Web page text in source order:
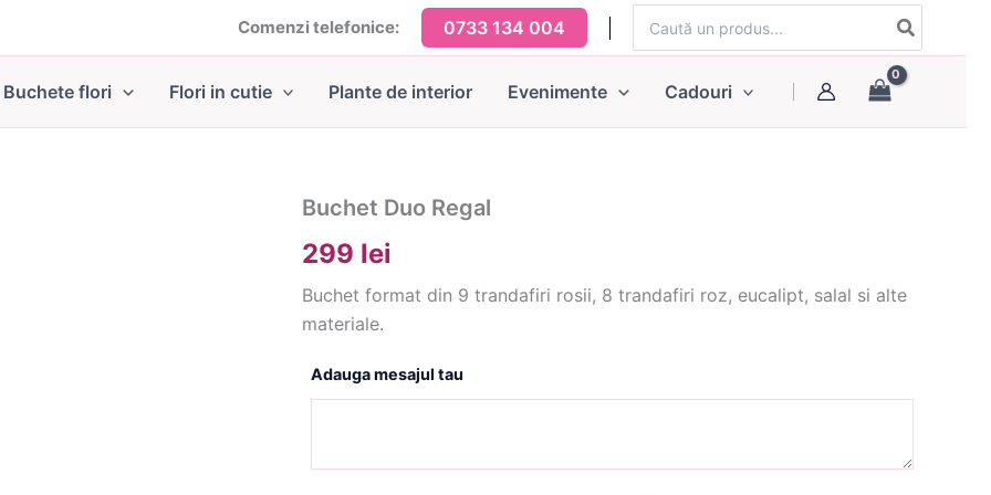
Comenzi telefonice: 0733 134 004
for:
Buchete flori Flori in cutie Plante de interior Evenimente Cadouri
Buchet Duo Regal
299 lei
Buchet format din 9 trandafiri rosii, 8 trandafiri roz, eucalipt, salal si alte
materiale.
Adauga mesajul tau